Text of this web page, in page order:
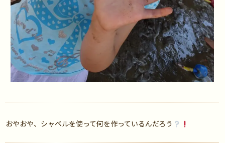
おやおや、シャベルを使って何を作っているんだろう